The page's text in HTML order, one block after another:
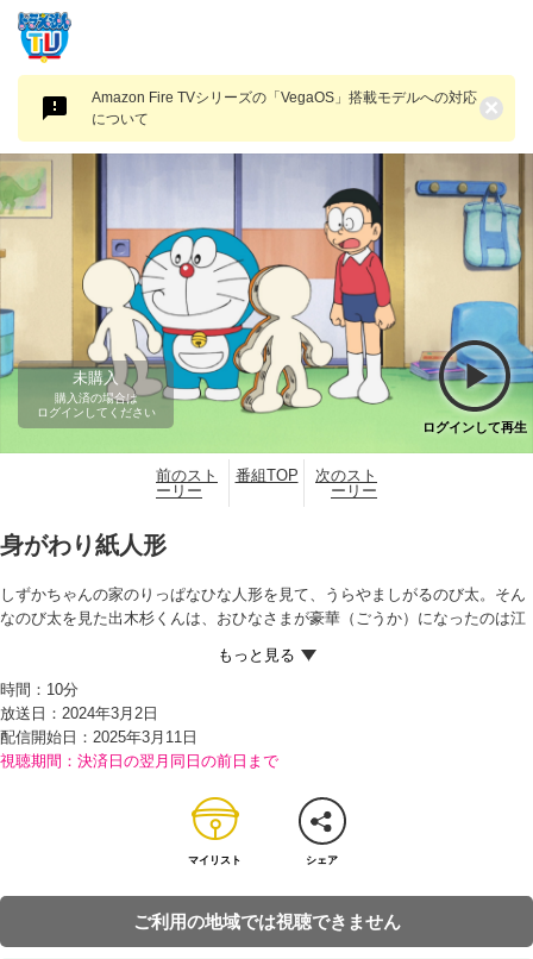
Amazon Fire TVシリーズの「VegaOS」搭載モデルへの対応
について
×
未購入
購入済の場合は
ログインしてください
ログインして再生
前のスト
ーリー
番組TOP
次のスト
ーリー
身がわり紙人形
しずかちゃんの家のりっぱなひな人形を見て、うらやましがるのび太。そん
なのび太を見た出木杉くんは、おひなさまが豪華（ごうか）になったのは江
が病気や災難（さいなん）にあわないよう、身代わりとして川に流していた
と話す。
みんなが出木杉くんに感心していると、しずかちゃんのママがケーキと甘酒
（あまざけ）を出してくれる。さっそくいただこうとするのび太だったが、
みんなからまだ来ていないドラえもんをよんできたほうがいいと言われ、し
タケコプターで家に向かうとちゅうで、目の前に落ちてきた野球ボールを、
何も考えずにけとばしてしまうのび太。そのせいで、相手チームの打ったフ
ライがホームランになってしまったため、ジャイアンとスネ夫はカンカンに
それを見たのび太は、大あわててでにげていき、自分の部屋へ。すると、ド
ラえもんが押（お）し入れの中で、ふとんをかぶってふるえていて…!?
時間： 10分
放送日：2024年3月2日
配信開始日： 2025年3月11日
視聴期間：決済日の翌月同日の前日まで
マイリスト シェア
ご利用の地域では視聴できません